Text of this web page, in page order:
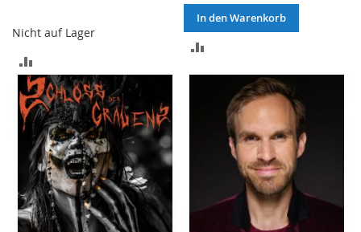
Nicht auf Lager
VERGLEICHSLISTE
HINZUFÜGEN
In den Warenkorb
VERGLEICHSLISTE
HINZUFÜGEN